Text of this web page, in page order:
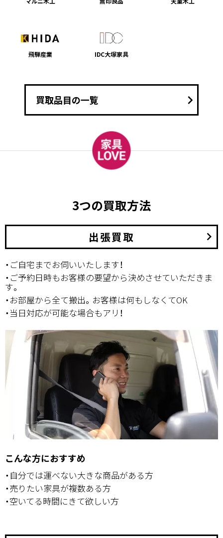
飛騨産業 IDC大塚家具
買取品目の一覧 keyboard_arrow_right
3つの買取方法
出張買取 keyboard_arrow_right
・ご自宅までお伺いいたします！
・ご予約日時もお客様の要望から決めさせていただきま
す。
・お部屋から全て搬出。お客様は何もしなくてOK
・当日対応が可能な場合もアリ！
こんな方におすすめ
・自分では運べない大きな商品がある方
・売りたい家具が複数ある方
・空いてる時間にきて欲しい方